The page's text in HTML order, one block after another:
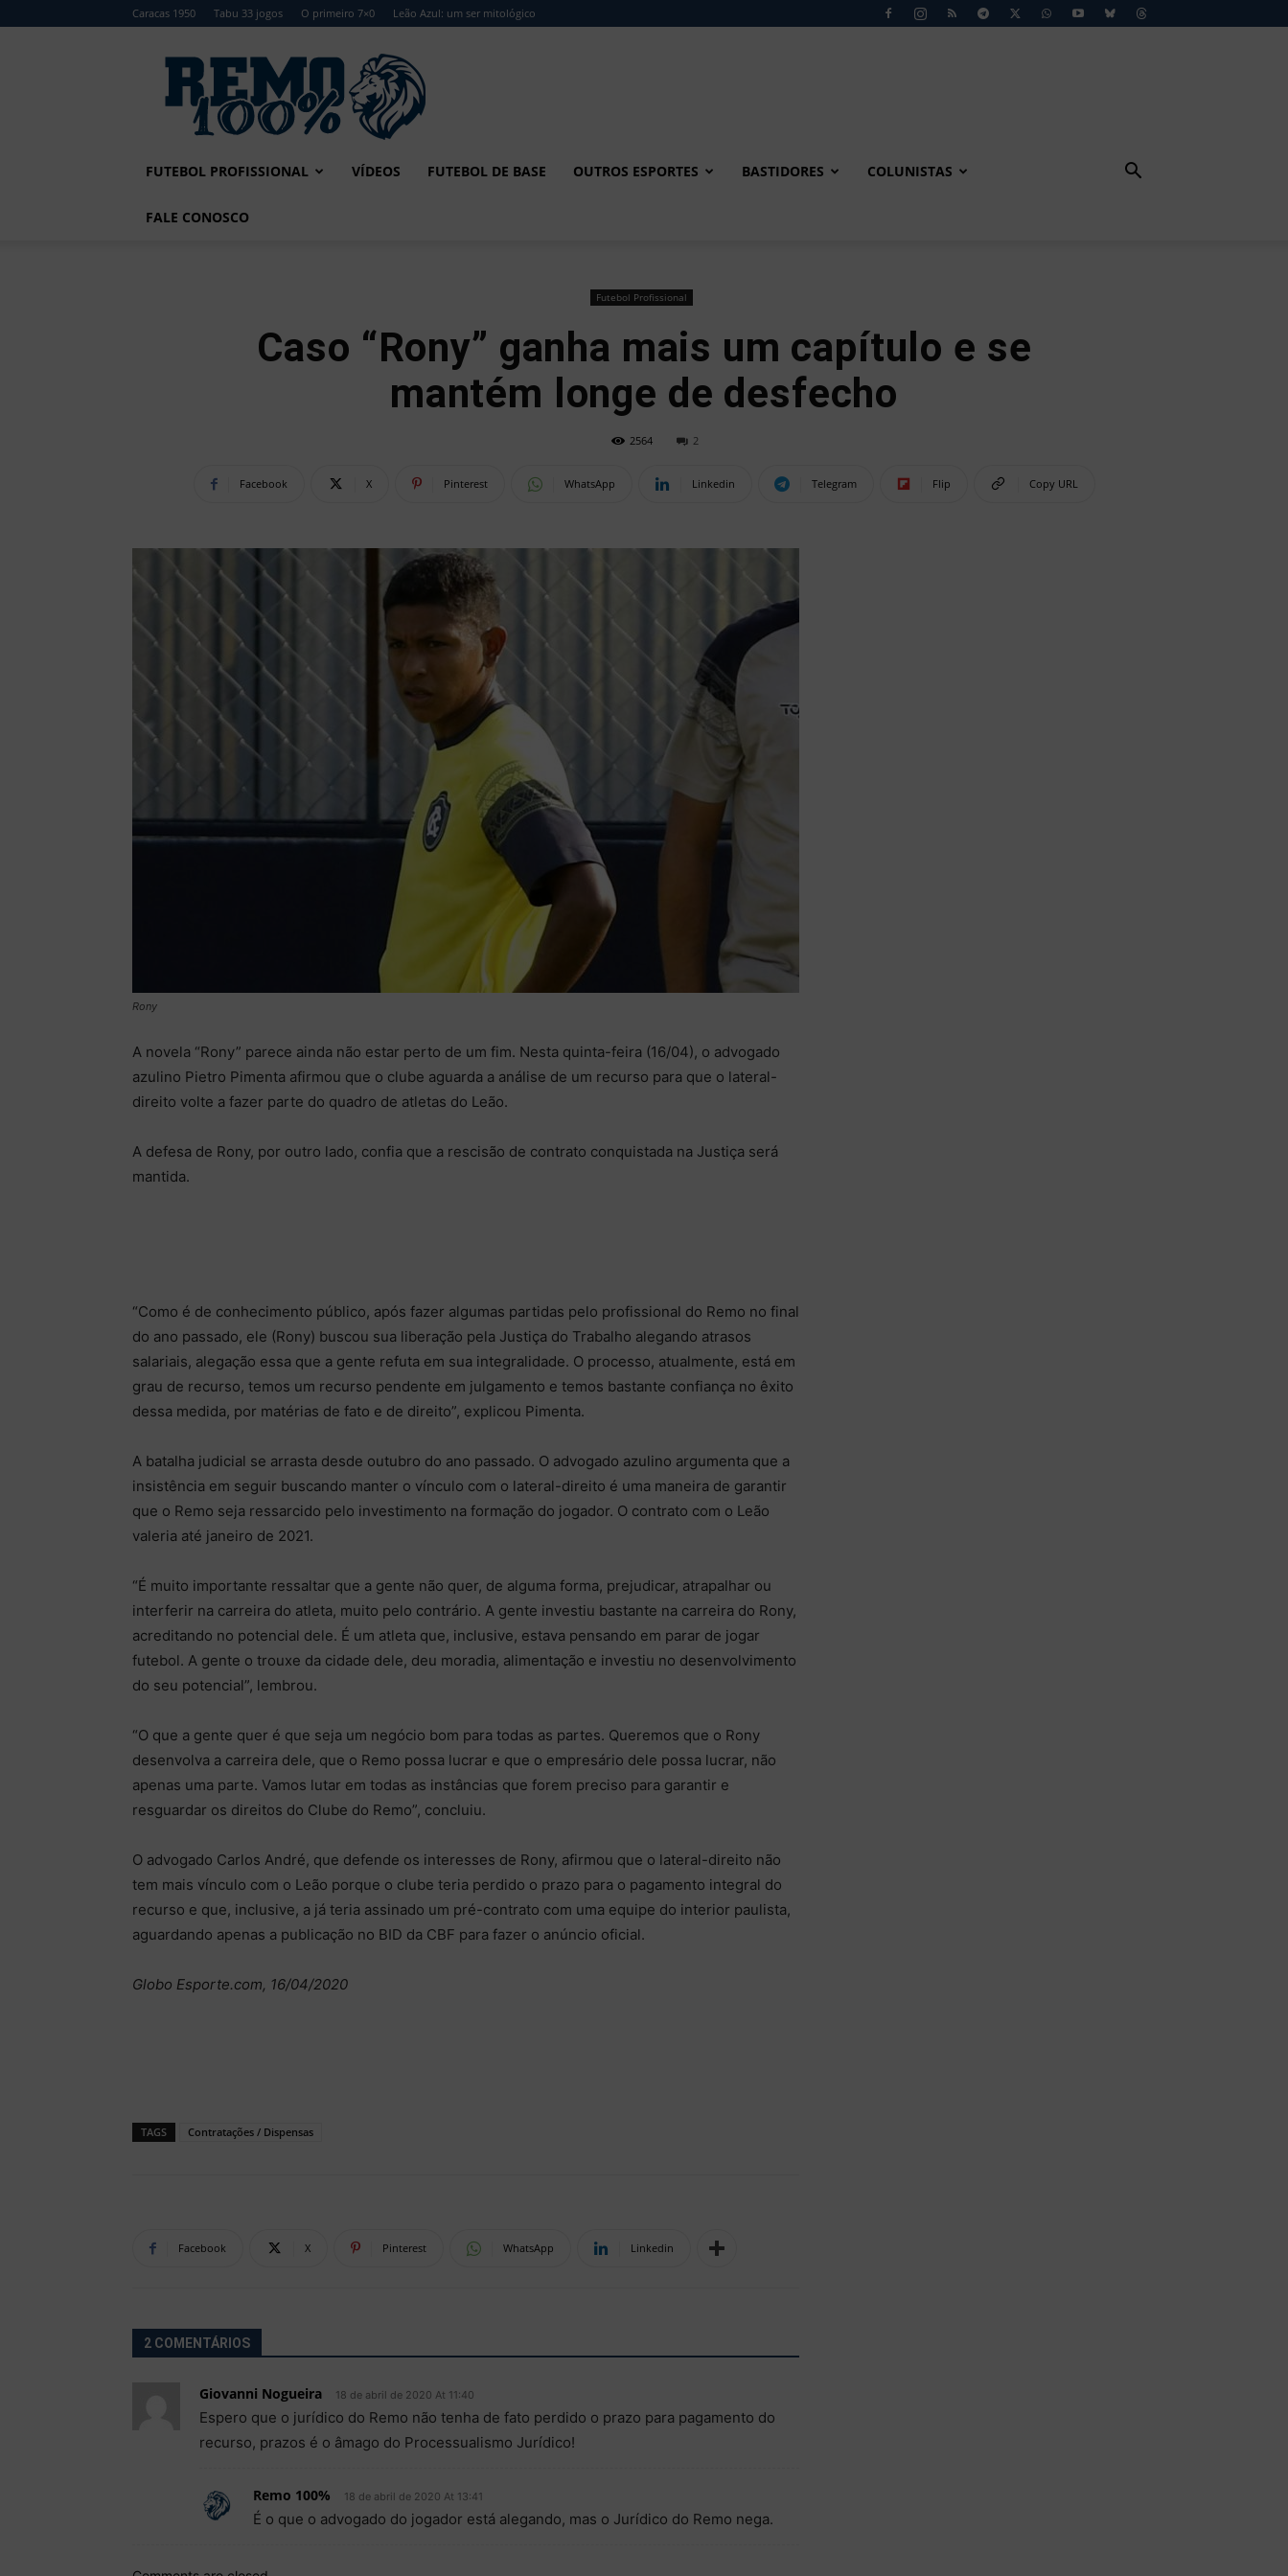
Caracas 1950 Tabu 33 jogos O primeiro 7×0 Leão Azul: um ser mitológico
Remo
FUTEBOL PROFISSIONAL VÍDEOS FUTEBOL DE BASE OUTROS ESPORTES BASTIDORES COLUNISTAS
FALE CONOSCO
Futebol Profissional
Caso “Rony” ganha mais um capítulo e se
mantém longe de desfecho
2564 2
Facebook X Pinterest WhatsApp Linkedin Telegram Flip Copy URL
Rony
A novela “Rony” parece ainda não estar perto de um fim. Nesta quinta-feira (16/04), o advogado
azulino Pietro Pimenta afirmou que o clube aguarda a análise de um recurso para que o lateral-
direito volte a fazer parte do quadro de atletas do Leão.
A defesa de Rony, por outro lado, confia que a rescisão de contrato conquistada na Justiça será
mantida.
“Como é de conhecimento público, após fazer algumas partidas pelo profissional do Remo no final
do ano passado, ele (Rony) buscou sua liberação pela Justiça do Trabalho alegando atrasos
salariais, alegação essa que a gente refuta em sua integralidade. O processo, atualmente, está em
grau de recurso, temos um recurso pendente em julgamento e temos bastante confiança no êxito
dessa medida, por matérias de fato e de direito”, explicou Pimenta.
A batalha judicial se arrasta desde outubro do ano passado. O advogado azulino argumenta que a
insistência em seguir buscando manter o vínculo com o lateral-direito é uma maneira de garantir
que o Remo seja ressarcido pelo investimento na formação do jogador. O contrato com o Leão
valeria até janeiro de 2021.
“É muito importante ressaltar que a gente não quer, de alguma forma, prejudicar, atrapalhar ou
interferir na carreira do atleta, muito pelo contrário. A gente investiu bastante na carreira do Rony,
acreditando no potencial dele. É um atleta que, inclusive, estava pensando em parar de jogar
futebol. A gente o trouxe da cidade dele, deu moradia, alimentação e investiu no desenvolvimento
do seu potencial”, lembrou.
“O que a gente quer é que seja um negócio bom para todas as partes. Queremos que o Rony
desenvolva a carreira dele, que o Remo possa lucrar e que o empresário dele possa lucrar, não
apenas uma parte. Vamos lutar em todas as instâncias que forem preciso para garantir e
resguardar os direitos do Clube do Remo”, concluiu.
O advogado Carlos André, que defende os interesses de Rony, afirmou que o lateral-direito não
tem mais vínculo com o Leão porque o clube teria perdido o prazo para o pagamento integral do
recurso e que, inclusive, a já teria assinado um pré-contrato com uma equipe do interior paulista,
aguardando apenas a publicação no BID da CBF para fazer o anúncio oficial.
Globo Esporte.com, 16/04/2020
TAGS Contratações / Dispensas
Facebook X Pinterest WhatsApp Linkedin
2 COMENTÁRIOS
Giovanni Nogueira 18 de abril de 2020 At 11:40
Espero que o jurídico do Remo não tenha de fato perdido o prazo para pagamento do
recurso, prazos é o âmago do Processualismo Jurídico!
Remo 100% 18 de abril de 2020 At 13:41
É o que o advogado do jogador está alegando, mas o Jurídico do Remo nega.